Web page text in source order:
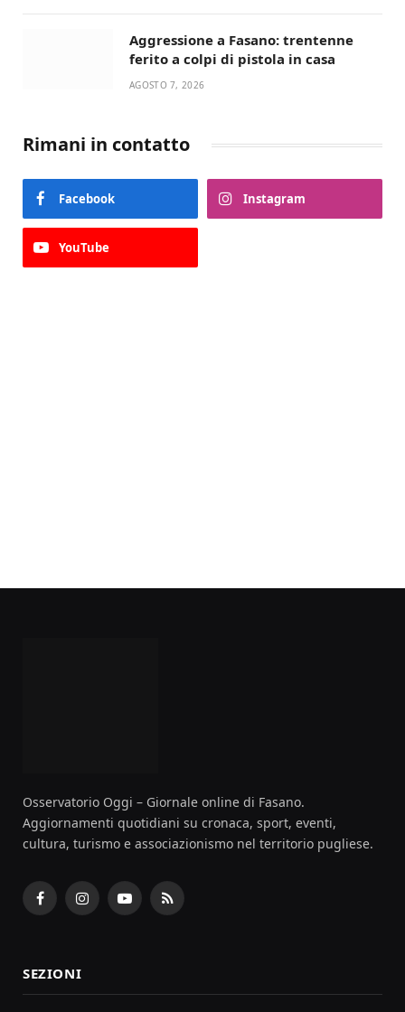
Aggressione a Fasano: trentenne
ferito a colpi di pistola in casa
AGOSTO 7, 2026
Rimani in contatto
Facebook Instagram
YouTube
Osservatorio Oggi – Giornale online di Fasano.
Aggiornamenti quotidiani su cronaca, sport, eventi,
cultura, turismo e associazionismo nel territorio pugliese.
FacebookInstagramYouTubeRSS
SEZIONI